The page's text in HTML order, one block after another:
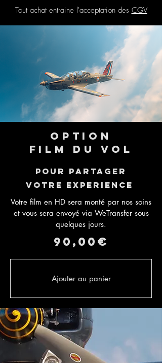
Tout achat entraine l'acceptation des CGV
Option
film du vol
Pour partager
votre experience
Votre film en HD sera monté par nos soins
et vous sera envoyé via WeTransfer sous
quelques jours.
90,00€
Ajouter au panier